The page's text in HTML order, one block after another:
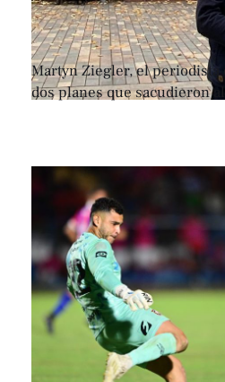
Martyn Ziegler, el
dos planes que sacudieron